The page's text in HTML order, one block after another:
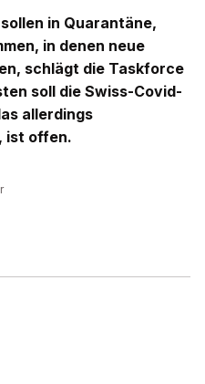
in Quarantäne,
in denen neue
schlägt die Taskforce
soll die Swiss-Covid-
allerdings
ist offen.